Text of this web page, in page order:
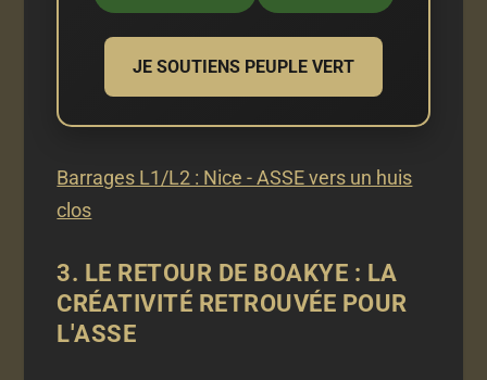
JE SOUTIENS PEUPLE VERT
Barrages L1/L2 : Nice - ASSE vers un huis
clos
3. LE RETOUR DE BOAKYE : LA
CRÉATIVITÉ RETROUVÉE POUR
L'ASSE